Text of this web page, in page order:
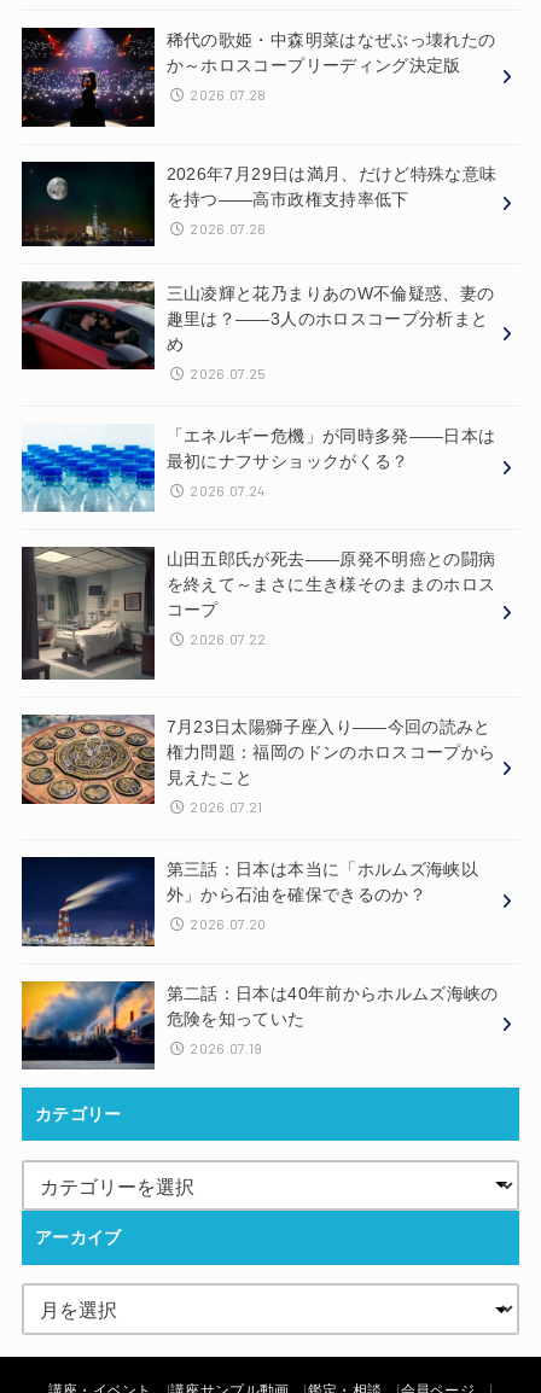
稀代の歌姫・中森明菜はなぜぶっ壊れたの
か～ホロスコープリーディング決定版
2026.07.28
2026年7月29日は満月、だけど特殊な意味
を持つ——高市政権支持率低下
2026.07.26
三山凌輝と花乃まりあのW不倫疑惑、妻の
趣里は？——3人のホロスコープ分析まと
め
2026.07.25
「エネルギー危機」が同時多発——日本は
最初にナフサショックがくる？
2026.07.24
山田五郎氏が死去——原発不明癌との闘病
を終えて～まさに生き様そのままのホロス
コープ
2026.07.22
7月23日太陽獅子座入り——今回の読みと
権力問題：福岡のドンのホロスコープから
見えたこと
2026.07.21
第三話：日本は本当に「ホルムズ海峡以
外」から石油を確保できるのか？
2026.07.20
第二話：日本は40年前からホルムズ海峡の
危険を知っていた
2026.07.19
カテゴリー
アーカイブ